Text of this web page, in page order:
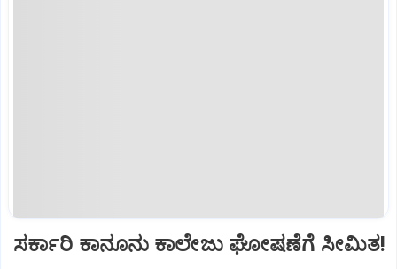
ಸರ್ಕಾರಿ ಕಾನೂನು ಕಾಲೇಜು ಘೋಷಣೆಗೆ ಸೀಮಿತ!